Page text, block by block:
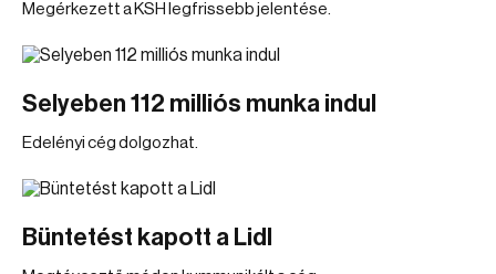
Megérkezett a KSH legfrissebb jelentése.
Selyeben 112 milliós munka indul
Edelényi cég dolgozhat.
Büntetést kapott a Lidl